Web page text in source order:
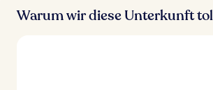
Warum wir diese Unterkunft